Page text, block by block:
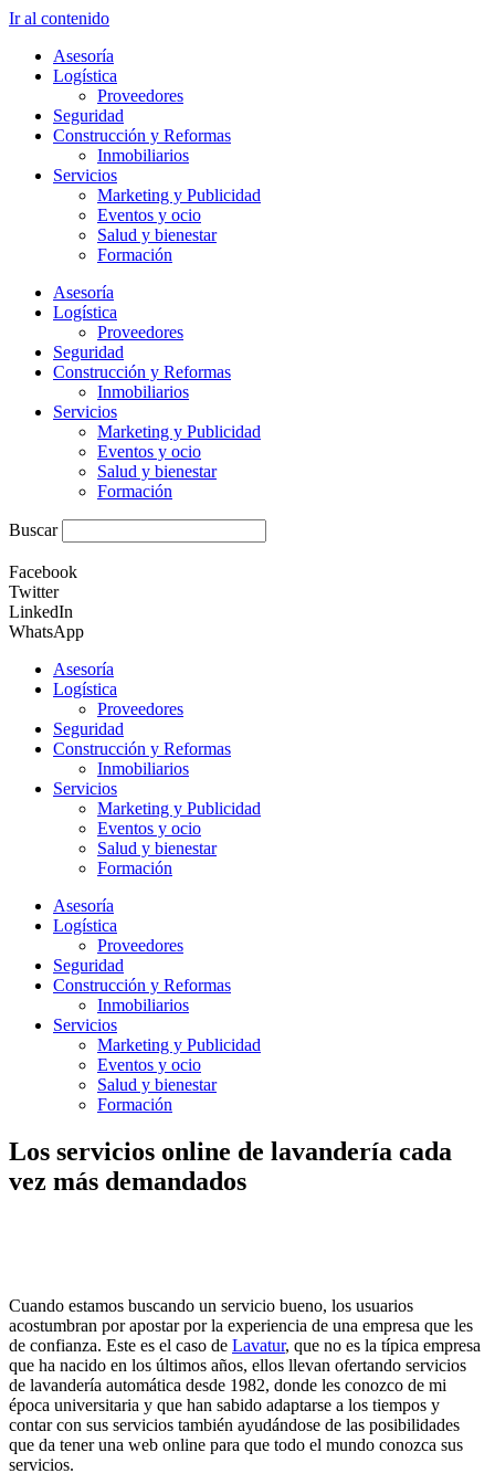
Ir al contenido
Asesoría
Logística
Proveedores
Seguridad
Construcción y Reformas
Inmobiliarios
Servicios
Marketing y Publicidad
Eventos y ocio
Salud y bienestar
Formación
Asesoría
Logística
Proveedores
Seguridad
Construcción y Reformas
Inmobiliarios
Servicios
Marketing y Publicidad
Eventos y ocio
Salud y bienestar
Formación
Buscar
Facebook
Twitter
LinkedIn
WhatsApp
Asesoría
Logística
Proveedores
Seguridad
Construcción y Reformas
Inmobiliarios
Servicios
Marketing y Publicidad
Eventos y ocio
Salud y bienestar
Formación
Asesoría
Logística
Proveedores
Seguridad
Construcción y Reformas
Inmobiliarios
Servicios
Marketing y Publicidad
Eventos y ocio
Salud y bienestar
Formación
Los servicios online de lavandería cada
vez más demandados
Cuando estamos buscando un servicio bueno, los usuarios
acostumbran por apostar por la experiencia de una empresa que les
de confianza. Este es el caso de Lavatur, que no es la típica empresa
que ha nacido en los últimos años, ellos llevan ofertando servicios
de lavandería automática desde 1982, donde les conozco de mi
época universitaria y que han sabido adaptarse a los tiempos y
contar con sus servicios también ayudándose de las posibilidades
que da tener una web online para que todo el mundo conozca sus
servicios.